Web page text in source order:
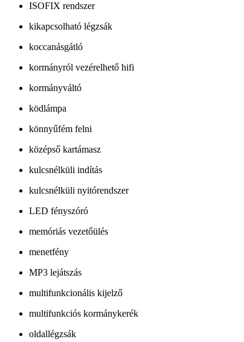
ISOFIX rendszer
kikapcsolható légzsák
koccanásgátló
kormányról vezérelhető hifi
kormányváltó
ködlámpa
könnyűfém felni
középső kartámasz
kulcsnélküli indítás
kulcsnélküli nyitórendszer
LED fényszóró
memóriás vezetőülés
menetfény
MP3 lejátszás
multifunkcionális kijelző
multifunkciós kormánykerék
oldallégzsák